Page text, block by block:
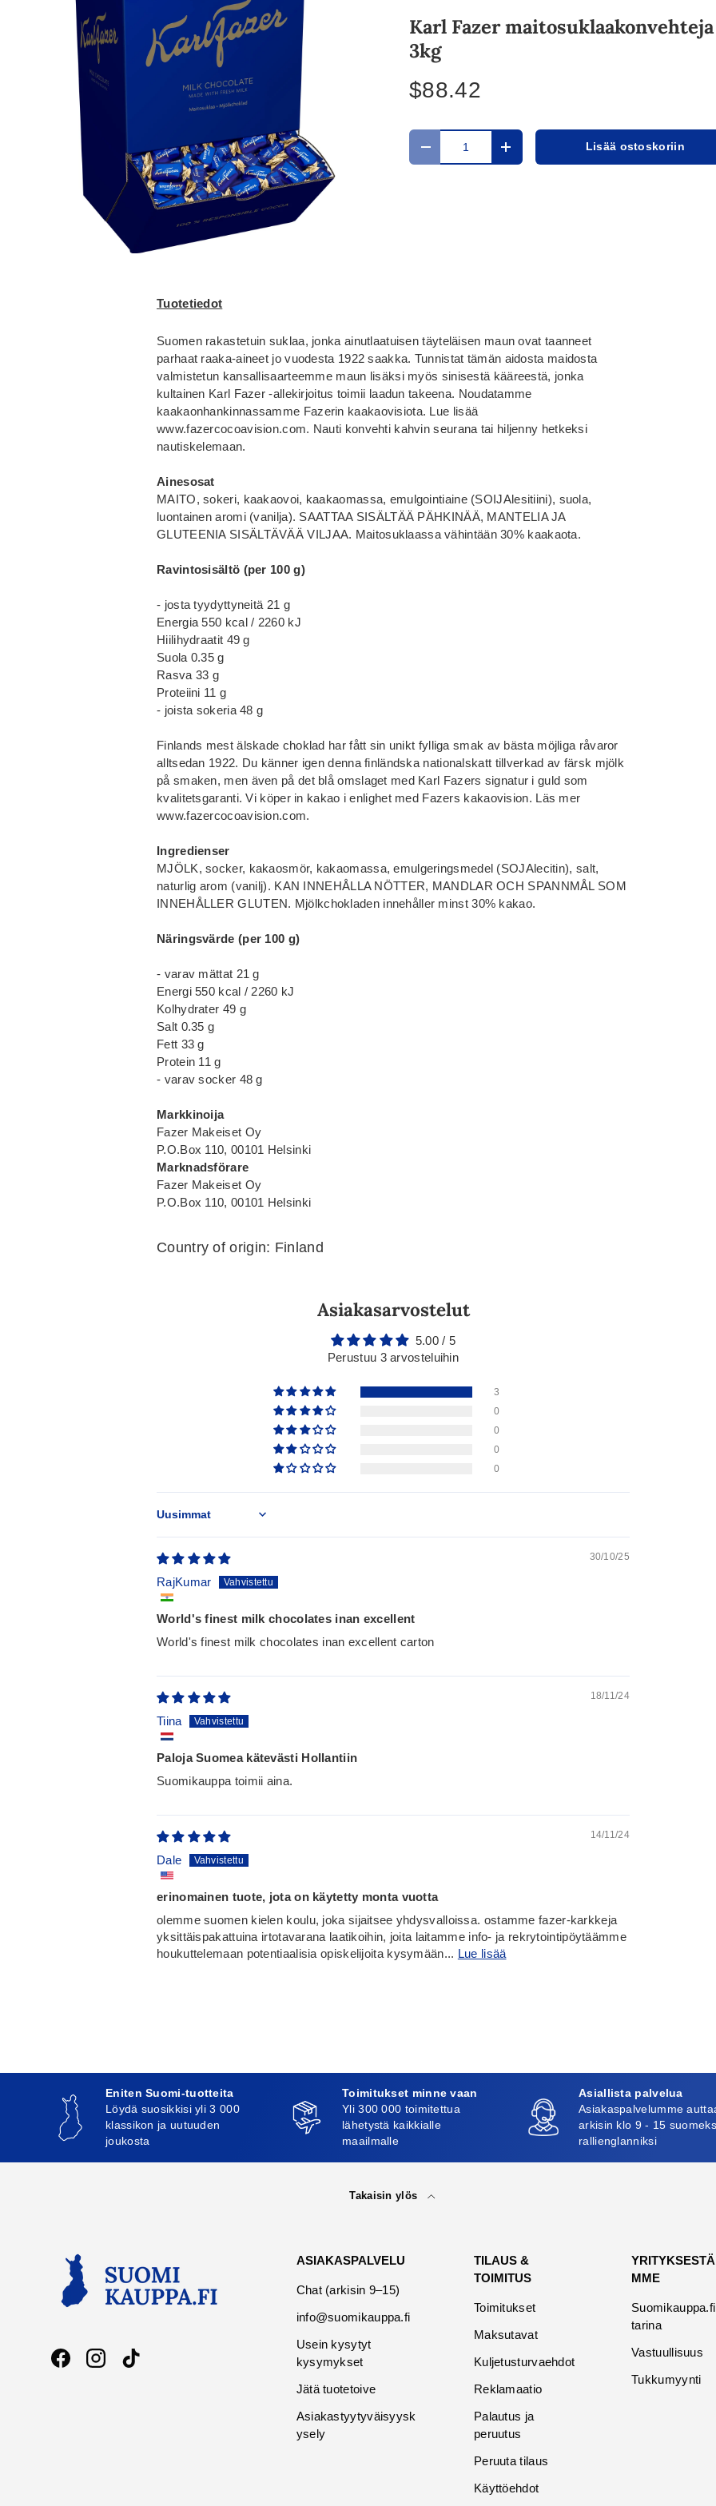
Karl Fazer maitosuklaakonvehteja
3kg
$88.42
Määrä
Translation missing: fi.cart.items.decrease_quantity
Translation missing:Lisää ostoskoriin
Tuotetiedot
Suomen rakastetuin suklaa, jonka ainutlaatuisen täyteläisen maun ovat taanneet
parhaat raaka-aineet jo vuodesta 1922 saakka. Tunnistat tämän aidosta maidosta
valmistetun kansallisaarteemme maun lisäksi myös sinisestä kääreestä, jonka
kultainen Karl Fazer -allekirjoitus toimii laadun takeena. Noudatamme
kaakaonhankinnassamme Fazerin kaakaovisiota. Lue lisää
www.fazercocoavision.com. Nauti konvehti kahvin seurana tai hiljenny hetkeksi
nautiskelemaan.
Ainesosat
MAITO, sokeri, kaakaovoi, kaakaomassa, emulgointiaine (SOIJAlesitiini), suola,
luontainen aromi (vanilja). SAATTAA SISÄLTÄÄ PÄHKINÄÄ, MANTELIA JA
GLUTEENIA SISÄLTÄVÄÄ VILJAA. Maitosuklaassa vähintään 30% kaakaota.
Ravintosisältö (per 100 g)
- josta tyydyttyneitä 21 g
Energia 550 kcal / 2260 kJ
Hiilihydraatit 49 g
Suola 0.35 g
Rasva 33 g
Proteiini 11 g
- joista sokeria 48 g
Finlands mest älskade choklad har fått sin unikt fylliga smak av bästa möjliga råvaror
alltsedan 1922. Du känner igen denna finländska nationalskatt tillverkad av färsk mjölk
på smaken, men även på det blå omslaget med Karl Fazers signatur i guld som
kvalitetsgaranti. Vi köper in kakao i enlighet med Fazers kakaovision. Läs mer
www.fazercocoavision.com.
Ingredienser
MJÖLK, socker, kakaosmör, kakaomassa, emulgeringsmedel (SOJAlecitin), salt,
naturlig arom (vanilj). KAN INNEHÅLLA NÖTTER, MANDLAR OCH SPANNMÅL SOM
INNEHÅLLER GLUTEN. Mjölkchokladen innehåller minst 30% kakao.
Näringsvärde (per 100 g)
- varav mättat 21 g
Energi 550 kcal / 2260 kJ
Kolhydrater 49 g
Salt 0.35 g
Fett 33 g
Protein 11 g
- varav socker 48 g
Markkinoija
Fazer Makeiset Oy
P.O.Box 110, 00101 Helsinki
Marknadsförare
Fazer Makeiset Oy
P.O.Box 110, 00101 Helsinki
Country of origin: Finland
Asiakasarvostelut
5.00 / 5
Perustuu 3 arvosteluihin
3
0
0
0
0
Sort by
30/10/25
RajKumar
World's finest milk chocolates inan excellent
World's finest milk chocolates inan excellent carton
18/11/24
Tiina
Paloja Suomea kätevästi Hollantiin
Suomikauppa toimii aina.
14/11/24
Dale
erinomainen tuote, jota on käytetty monta vuotta
olemme suomen kielen koulu, joka sijaitsee yhdysvalloissa. ostamme fazer-karkkeja
yksittäispakattuina irtotavarana laatikoihin, joita laitamme info- ja rekrytointipöytäämme
houkuttelemaan potentiaalisia opiskelijoita kysymään... Lue lisää
Eniten Suomi-tuotteita
Löydä suosikkisi yli 3 000
klassikon ja uutuuden
joukosta
Toimitukset minne vaan
Yli 300 000 toimitettua
lähetystä kaikkialle
maailmalle
Asiallista palvelua
Asiakaspalvelumme
arkisin klo 9 - 15
rallienglanniksi
Takaisin ylös
FacebookInstagramTikTok
ASIAKASPALVELU
Chat (arkisin 9–15)
info@suomikauppa.fi
Usein kysytyt
kysymykset
Jätä tuotetoive
Asiakastyytyväisyysk
ysely
TILAUS &
TOIMITUS
Toimitukset
Maksutavat
Kuljetusturvaehdot
Reklamaatio
Palautus ja
peruutus
Peruuta tilaus
Käyttöehdot
YRITYKSESTÄ
MME
Suomikauppa.fi
tarina
Vastuullisuus
Tukkumyynti